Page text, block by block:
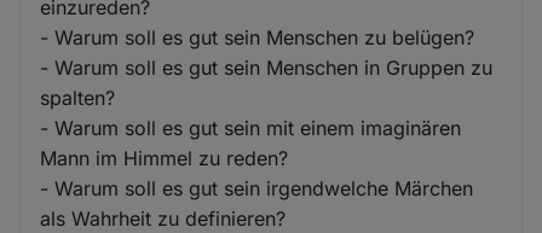
einzureden?
- Warum soll es gut sein Menschen zu belügen?
- Warum soll es gut sein Menschen in Gruppen zu
spalten?
- Warum soll es gut sein mit einem imaginären
Mann im Himmel zu reden?
- Warum soll es gut sein irgendwelche Märchen
als Wahrheit zu definieren?